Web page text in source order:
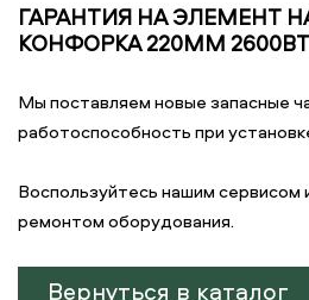
ГАРАНТИЯ НА ЭЛЕМЕНТ
КОНФОРКА 220ММ
Мы поставляем новые запасные
работоспособность при
Воспользуйтесь нашим
ремонтом оборудования.
Вернуться в каталог